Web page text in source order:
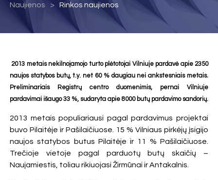
Naujienos Rinkos naujienos
2013 metais nekilnojamojo turto plėtotojai Vilniuje pardavė apie 2350
naujos statybos butų, t.y. net 60 % daugiau nei ankstesniais metais.
Preliminariais Registrų centro duomenimis, pernai Vilniuje
pardavimai išaugo 33 %, sudaryta apie 8000 butų pardavimo sandorių.
2013 metais populiariausi pagal pardavimus projektai
buvo Pilaitėje ir Pašilaičiuose. 15 % Vilniaus pirkėjų įsigijo
naujos statybos butus Pilaitėje ir 11 % Pašilaičiuose.
Trečioje vietoje pagal parduotų butų skaičių –
Naujamiestis, toliau rikiuojasi Žirmūnai ir Antakalnis.